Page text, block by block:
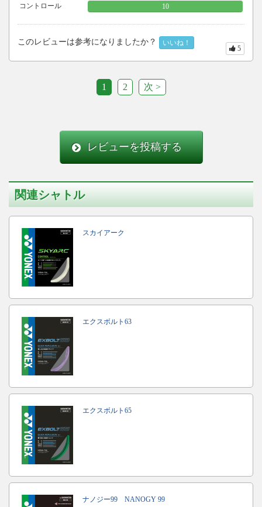
コントロール 10
このレビューは参考になりましたか？ いいね！
5
1 2 次 >
レビューを投稿する
関連シャトル
スカイアーク
エクスボルト63
エクスボルト65
ナノジー99 NANOGY 99